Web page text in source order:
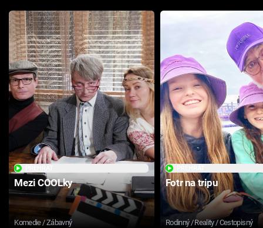
Mezi COOLky
Komedie / Zábavný
Fotr na tripu
Rodinný / Reality / Cestopisný